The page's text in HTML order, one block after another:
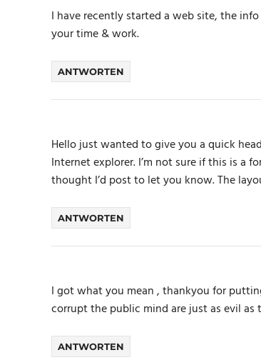
I have recently started a web site, the
your time & work.
ANTWORTEN
Hello just wanted to give you a quick
Internet explorer. I’m not sure if this is
thought I’d post to let you know. The
ANTWORTEN
I got what you mean , thankyou for
corrupt the public mind are just as evil
ANTWORTEN